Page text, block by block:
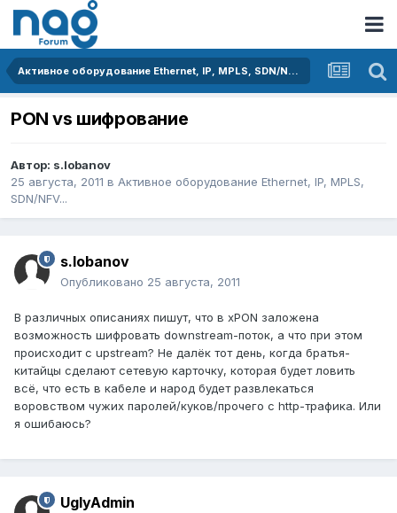
Активное оборудование Ethernet, IP, MPLS, SDN/NFV...
PON vs шифрование
Автор: s.lobanov
25 августа, 2011 в Активное оборудование Ethernet, IP, MPLS,
SDN/NFV...
s.lobanov
Опубликовано 25 августа, 2011
В различных описаниях пишут, что в xPON заложена
возможность шифровать downstream-поток, а что при этом
происходит с upstream? Не далёк тот день, когда братья-
китайцы сделают сетевую карточку, которая будет ловить
всё, что есть в кабеле и народ будет развлекаться
воровством чужих паролей/куков/прочего с http-трафика. Или
я ошибаюсь?
UglyAdmin